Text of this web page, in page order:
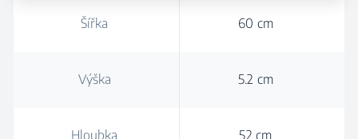
Šířka 60 cm
Výška 5.2 cm
Hloubka 52 cm